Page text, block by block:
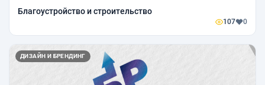
Благоустройство и строительство
107 0
ДИЗАЙН И БРЕНДИНГ